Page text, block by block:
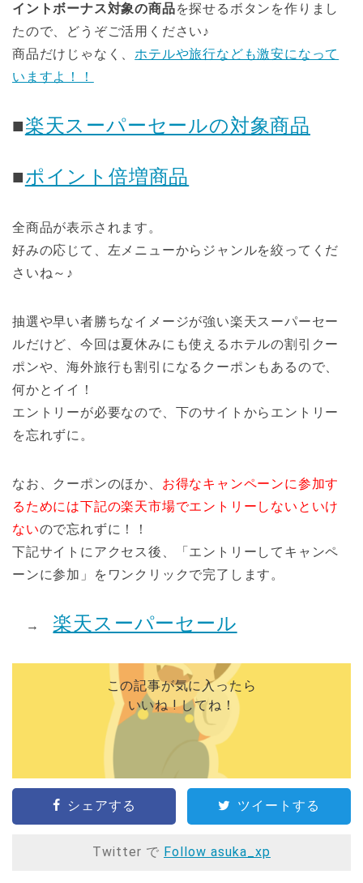
イントボーナス対象の商品を探せるボタンを作りまし
たので、どうぞご活用ください♪
商品だけじゃなく、 ホテルや旅行なども激安になって
いますよ！！
■楽天スーパーセールの対象商品
■ポイント倍増商品
全商品が表示されます。
好みの応じて、左メニューからジャンルを絞ってくだ
さいね～♪
抽選や早い者勝ちなイメージが強い楽天スーパーセー
ルだけど、今回は夏休みにも使えるホテルの割引クー
ポンや、海外旅行も割引になるクーポンもあるので、
何かとイイ！
エントリーが必要なので、下のサイトからエントリー
を忘れずに。
なお、クーポンのほか、 お得なキャンペーンに参加す
るためには下記の楽天市場でエントリーしないといけ
ないので忘れずに！！
下記サイトにアクセス後、「エントリーしてキャンペ
ーンに参加」をワンクリックで完了します。
→ 楽天スーパーセール
この記事が気に入ったら
いいね ! してね！
シェアする ツイートする
Twitter で Follow asuka_xp